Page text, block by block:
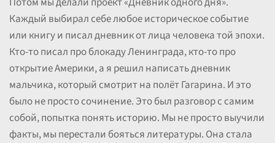
Каждый выбирал себе любое историческое событие
или книгу и писал дневник от лица человека той эпохи.
Кто-то писал про блокаду Ленинграда, кто-то про
открытие Америки, а я решил написать дневник
мальчика, который смотрит на полёт Гагарина. И это
было не просто сочинение. Это был разговор с самим
собой, попытка понять историю. Мы не просто выучили
факты, мы перестали бояться литературы. Она стала